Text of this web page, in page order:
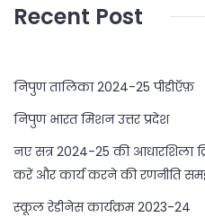
Recent Post
निपुण तालिका 2024-25 पीडीऍफ़
निपुण भारत मिशन उत्तर प्रदेश
नए सत्र 2024-25 की आधारशिला
करें और कार्य करने की रणनीति
स्कूल रेडीनेस कार्यक्रम 2023-24